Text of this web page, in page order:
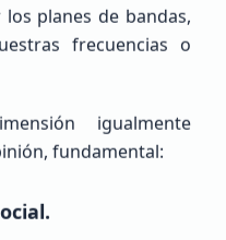
planes de bandas,
frecuencias o
igualmente
fundamental: